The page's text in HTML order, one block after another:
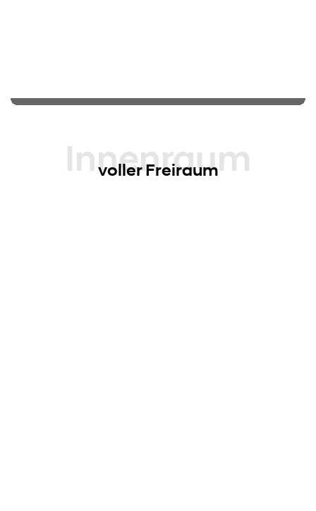
Innenraum
voller Freiraum